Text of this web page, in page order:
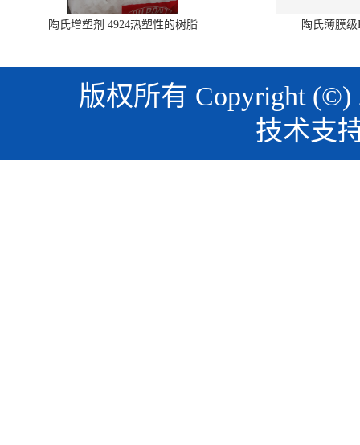
陶氏增塑剂 4924热塑性的树脂 陶氏薄膜级
版权所有 Copyright
技术支